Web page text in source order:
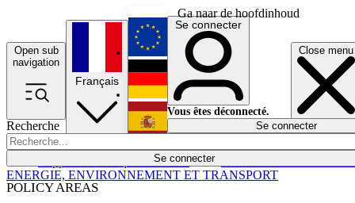
Ga naar de hoofdinhoud
Open sub
navigation
Close menu
Recherche
Se connecter
POLICY AREAS
Économie
Français
English
Deutsch
Español
Se connecter
Vous êtes déconnecté.
Se connecter
ENERGIE, ENVIRONNEMENT ET TRANSPORT